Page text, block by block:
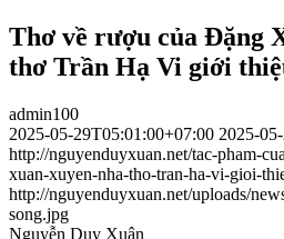
Thơ về rượu của Đặng
thơ Trần Hạ Vi giới
admin100
2025-05-29T05:01:00+07:00 2025-
http://nguyenduyxuan.net/tac-pham-
xuan-xuyen-nha-tho-tran-ha-vi-gioi-
http://nguyenduyxuan.net/uploads/
song.jpg
Nguyễn Duy Xuân